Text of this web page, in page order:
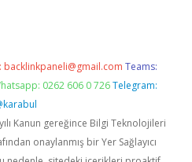
backlinkpaneli@gmail.com Teams:
0262 606 0 726 Telegram:
Kanun gereğince Bilgi Teknolojileri
onaylanmış bir Yer Sağlayıcı